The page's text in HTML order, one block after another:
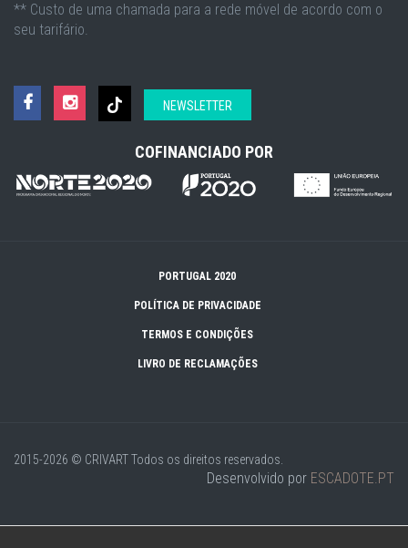
** Custo de uma chamada para a rede móvel de acordo com o
seu tarifário.
NEWSLETTER
COFINANCIADO POR
PORTUGAL 2020
POLÍTICA DE PRIVACIDADE
TERMOS E CONDIÇÕES
LIVRO DE RECLAMAÇÕES
2015-2026 © CRIVARTTodos os direitos reservados.
Desenvolvido por ESCADOTE.PT